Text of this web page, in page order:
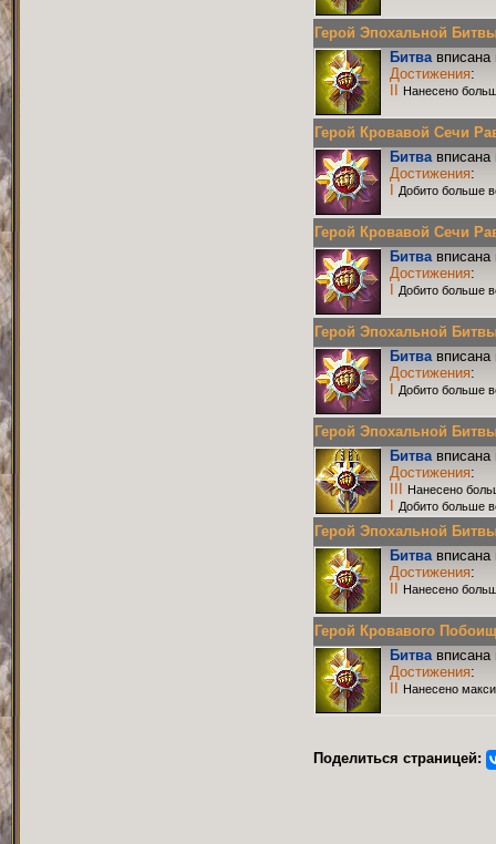
Герой Эпохальной
Битвавписана
Достижения:
Нанесено
Герой Кровавой Сечи
Битвавписана
Достижения:
Добито больше
Герой Кровавой Сечи
Битвавписана
Достижения:
Добито больше
Герой Эпохальной
Битвавписана
Достижения:
Добито больше
Герой Эпохальной
Битвавписана
Достижения:
Нанесено
Добито больше
Герой Эпохальной
Битвавписана
Достижения:
Нанесено
Герой Кровавого
Битвавписана
Достижения:
Нанесено
Поделиться страницей: